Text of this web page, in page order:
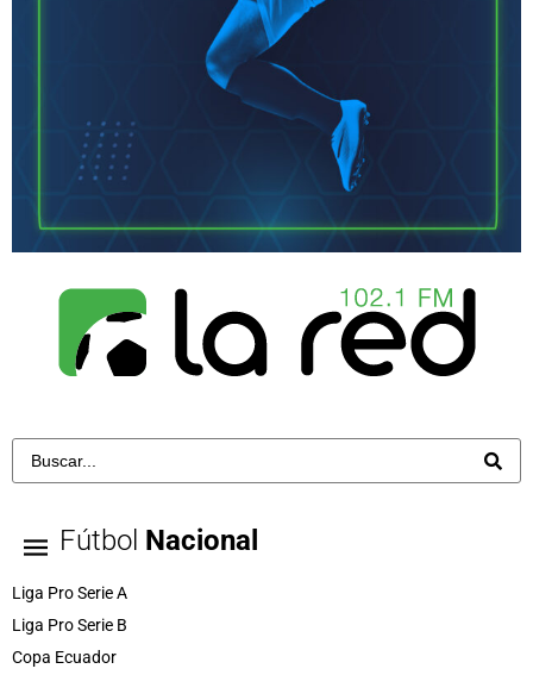
Fútbol Nacional
Liga Pro Serie A
Liga Pro Serie B
Copa Ecuador